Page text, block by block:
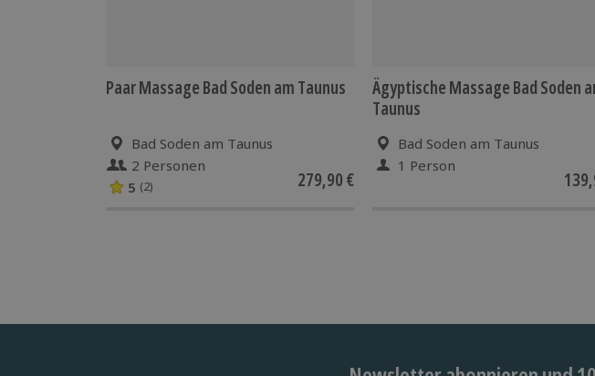
Paar Massage Bad Soden am Taunus
Bad Soden am Taunus
2 Personen
5 (2) 279,90 €
Ägyptische Massage Bad Soden
Taunus
Bad Soden am Taunus
1 Person